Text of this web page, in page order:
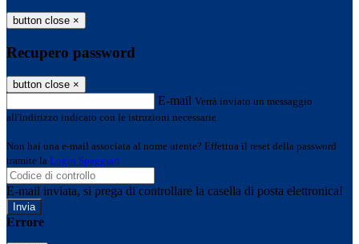
button close ×
Recupero password
button close ×
E-mail Verrà inviato un messaggio
all'indirizzo indicato con le istruzioni necessarie.
Non hai una e-mail associata al nome utente? Effettua il reset della password
tramite la Login Spaggiari
E-mail inviata, si prega di controllare la casella di posta elettronica!
Errore